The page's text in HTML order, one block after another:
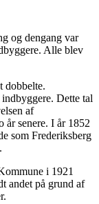
og dengang var
Alle blev
dobbelte.
Dette tal
af
år senere. I år 1852
som Frederiksberg
i 1921
andet på grund af